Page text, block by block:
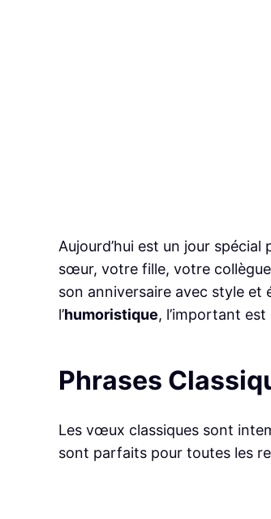
Aujourd’hui est un jour
sœur, votre fille, votre
son anniversaire avec style et
l’humoristique, l’important
Phrases
Les vœux classiques sont
sont parfaits pour toutes les